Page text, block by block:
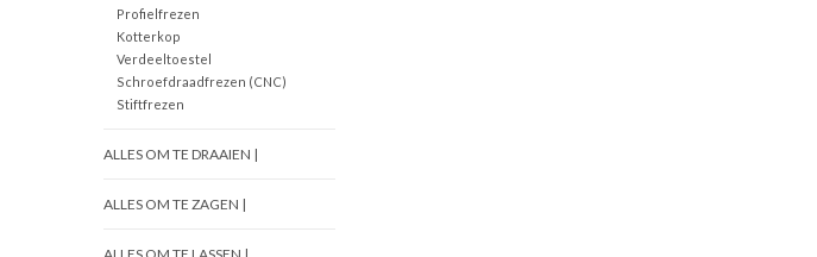
Profielfrezen
Kotterkop
Verdeeltoestel
Schroefdraadfrezen (CNC)
Stiftfrezen
ALLES OM TE DRAAIEN |
ALLES OM TE ZAGEN |